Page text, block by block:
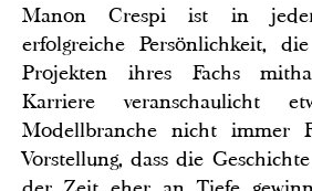
Manon Crespi ist in
erfolgreiche Persönlichkeit,
Projekten ihres Fachs
Karriere veranschaulicht
Modellbranche nicht immer
Vorstellung, dass die